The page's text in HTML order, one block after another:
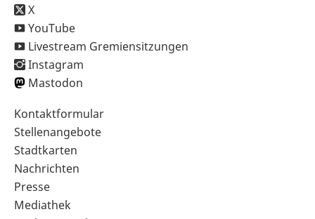
X
YouTube
Livestream Gremiensitzungen
Instagram
Mastodon
Sekundärnavigation
im
Fußbereich
Kontaktformular
Stellenangebote
Stadtkarten
Nachrichten
Presse
Mediathek